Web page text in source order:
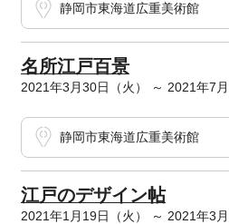
静岡市東海道広重美術館
名所江戸百景
2021年3月30日（火） ～ 2021年7月
静岡市東海道広重美術館
江戸のデザイン帖
2021年1月19日（火） ～ 2021年3月